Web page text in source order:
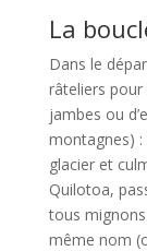
La
Dans le
râteliers pour
jambes ou
montagnes) :
glacier et
Quilotoa,
tous
même nom